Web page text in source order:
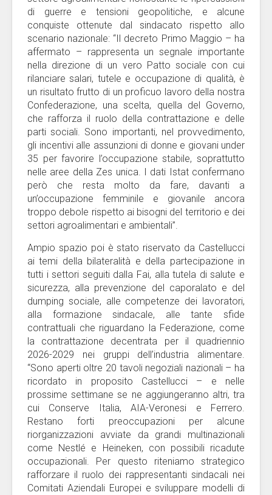
di guerre e tensioni geopolitiche, e alcune
conquiste ottenute dal sindacato rispetto allo
scenario nazionale: “Il decreto Primo Maggio – ha
affermato – rappresenta un segnale importante
nella direzione di un vero Patto sociale con cui
rilanciare salari, tutele e occupazione di qualità, è
un risultato frutto di un proficuo lavoro della nostra
Confederazione, una scelta, quella del Governo,
che rafforza il ruolo della contrattazione e delle
parti sociali. Sono importanti, nel provvedimento,
gli incentivi alle assunzioni di donne e giovani under
35 per favorire l’occupazione stabile, soprattutto
nelle aree della Zes unica. I dati Istat confermano
però che resta molto da fare, davanti a
un’occupazione femminile e giovanile ancora
troppo debole rispetto ai bisogni del territorio e dei
settori agroalimentari e ambientali”.
Ampio spazio poi è stato riservato da Castellucci
ai temi della bilateralità e della partecipazione in
tutti i settori seguiti dalla Fai, alla tutela di salute e
sicurezza, alla prevenzione del caporalato e del
dumping sociale, alle competenze dei lavoratori,
alla formazione sindacale, alle tante sfide
contrattuali che riguardano la Federazione, come
la contrattazione decentrata per il quadriennio
2026-2029 nei gruppi dell’industria alimentare.
“Sono aperti oltre 20 tavoli negoziali nazionali – ha
ricordato in proposito Castellucci – e nelle
prossime settimane se ne aggiungeranno altri, tra
cui Conserve Italia, AIA-Veronesi e Ferrero.
Restano forti preoccupazioni per alcune
riorganizzazioni avviate da grandi multinazionali
come Nestlé e Heineken, con possibili ricadute
occupazionali. Per questo riteniamo strategico
rafforzare il ruolo dei rappresentanti sindacali nei
Comitati Aziendali Europei e sviluppare modelli di